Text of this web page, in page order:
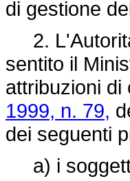
di gestione
2.
sentito il
attribuzioni
1999, n. 79,
dei seguenti
a) i soggetti